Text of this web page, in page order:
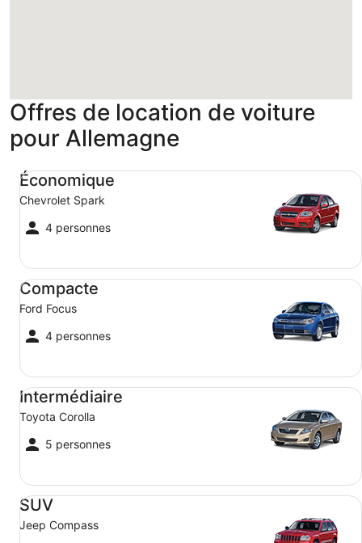
Offres de location de voiture
pour Allemagne
Économique
Chevrolet Spark
4 personnes
Économique Chevrolet Spark
Compacte
Ford Focus
4 personnes
Compacte Ford Focus
Intermédiaire
Toyota Corolla
5 personnes
Intermédiaire Toyota Corolla
SUV
Jeep Compass
SUV Jeep Compass